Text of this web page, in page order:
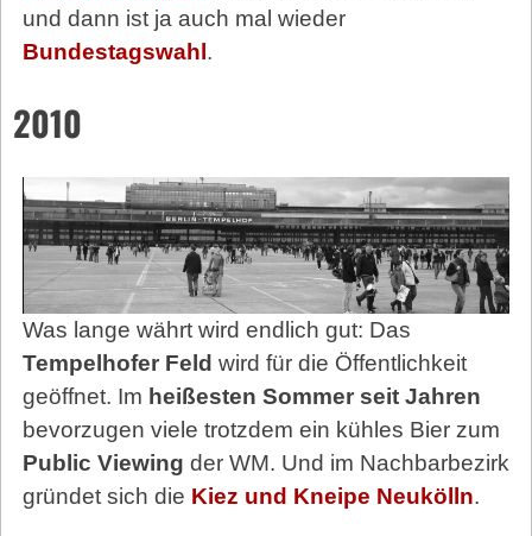
und dann ist ja auch mal wieder
Bundestagswahl .
2010
Was lange währt wird endlich gut: Das
Tempelhofer Feld wird für die Öffentlichkeit
geöffnet. Im heißesten Sommer seit Jahren
bevorzugen viele trotzdem ein kühles Bier zum
Public Viewing der WM. Und im Nachbarbezirk
gründet sich die Kiez und Kneipe Neukölln.